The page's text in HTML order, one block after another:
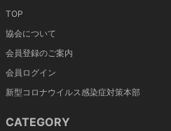
TOP
協会について
会員登録のご案内
会員ログイン
新型コロナウイルス感染症対策本部
CATEGORY